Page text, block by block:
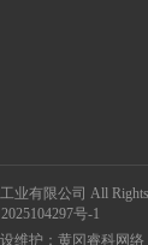
业有限公司 All Rights
2025104297号-1
维护：黄冈睿科网络